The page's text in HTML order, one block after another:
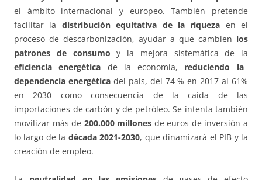
el ámbito internacional y europeo. También pretende
facilitar la distribución equitativa de la riqueza en el
proceso de descarbonización, ayudar a que cambien los
patrones de consumo y la mejora sistemática de la
eficiencia energética de la economía, reduciendo la
dependencia energéticadel país, del 74 % en 2017 al 61%
en 2030 como consecuencia de la caída de las
importaciones de carbón y de petróleo. Se intenta también
movilizar más de 200.000 millones de euros de inversión a
lo largo de la década 2021-2030, que dinamizará el PIB y la
creación de empleo.